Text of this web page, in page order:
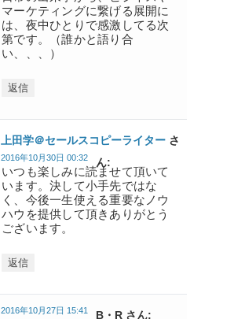
マーケティングに繋げる展開に
は、夜中ひとりで感激してる次
第です。（誰かと語り合
い、、、）
返信
上田学＠セールスコピーライター さ
ん:
2016年10月30日 00:32
いつも楽しみに読ませて頂いて
います。決して小手先ではな
く、今後一生使える重要なノウ
ハウを提供して頂きありがとう
ございます。
返信
B・R さん:
2016年10月27日 15:41